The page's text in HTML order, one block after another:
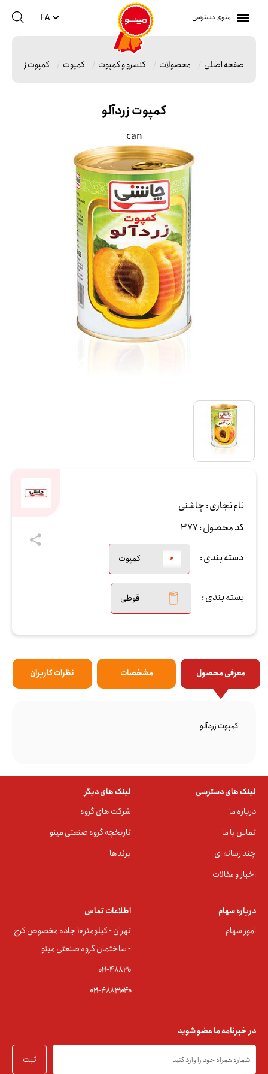
منوی دسترسی FA
صفحه اصلی محصولات کنسرو و کمپوت کمپوت کمپوت زردآلو
کمپوت زردآلو
can
نام تجاری :چاشنی
کد محصول :377
دسته بندی : کمپوت
بسته بندی : قوطی
معرفی محصول مشخصات نظرات کاربران
کمپوت زردآلو
لینک های دسترسی
درباره ما
تماس با ما
چند رسانه ای
اخبار و مقالات
لینک های دیگر
شرکت های گروه
تاریخچه گروه صنعتی مینو
برندها
درباره سهام
امور سهام
اطلاعات تماس
تهران - کیلومتر ۱۰ جاده مخصوص کرج
- ساختمان گروه صنعتی مینو
۰۲۱-۴۸۸۳0
۰۲۱-۴۸۸۳۱۰۴۰
در خبرنامه ما عضو شوید
ثبت